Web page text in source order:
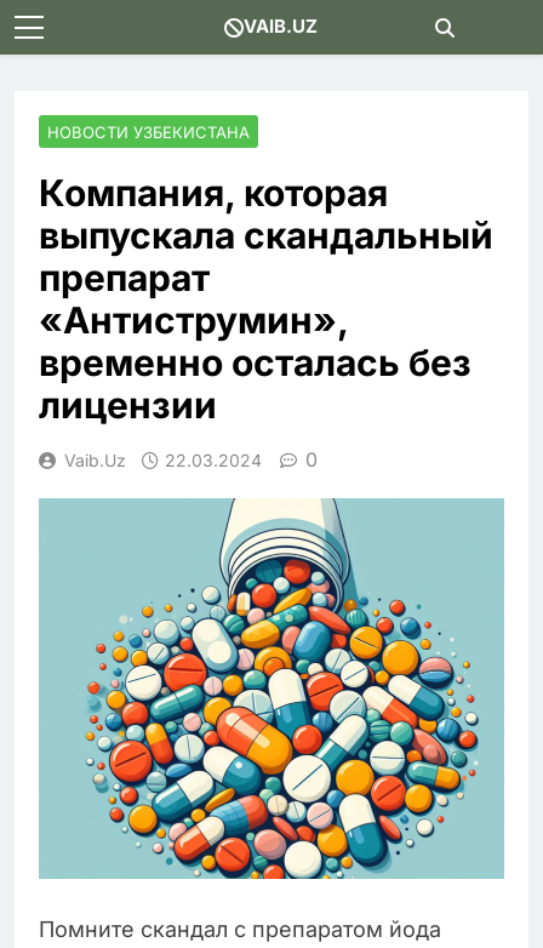
Skip
to
VAIB.UZ
НОВОСТИ УЗБЕКИСТАНА
Компания, которая
выпускала скандальный
препарат
«Антиструмин»,
временно осталась без
лицензии
Vaib.uz 22.03.2024 0
Помните скандал с препаратом йода